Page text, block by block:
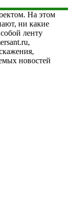
На этом
ни какие
ленту
новостей